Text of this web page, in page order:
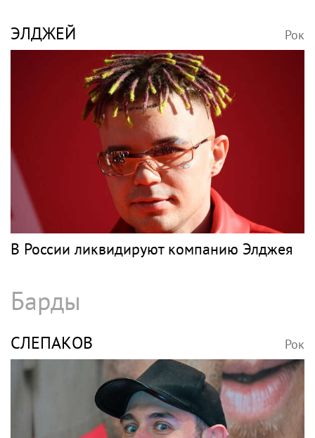
ЭЛДЖЕЙ Рок
В России ликвидируют компанию Элджея
Барды
СЛЕПАКОВ Рок